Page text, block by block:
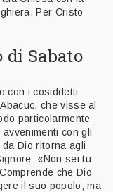
Per Cristo
di Sabato
con i cosiddetti
che visse al
particolarmente
con gli
Dio ritorna agli
«Non sei tu
che Dio
il suo popolo, ma